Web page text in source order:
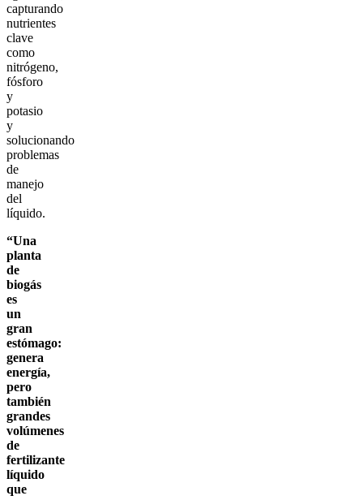
capturando
nutrientes
clave
como
nitrógeno,
fósforo
y
potasio
y
solucionando
problemas
de
manejo
del
líquido.
“Una
planta
de
biogás
es
un
gran
estómago:
genera
energía,
pero
también
grandes
volúmenes
de
fertilizante
líquido
que